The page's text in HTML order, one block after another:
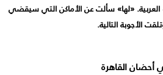
العربية. «لها» سألت عن الأماكن التي سيقضي
الأجوبة التالية.
القاهرة